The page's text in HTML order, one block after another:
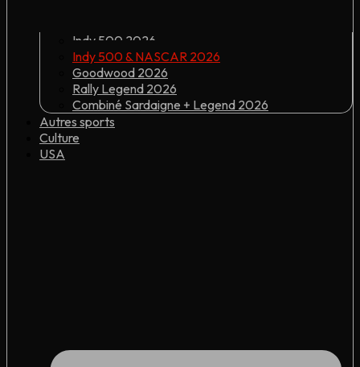
Indy 500 2026
Indy 500 & NASCAR 2026
Goodwood 2026
Rally Legend 2026
Combiné Sardaigne + Legend 2026
Autres sports
Culture
USA